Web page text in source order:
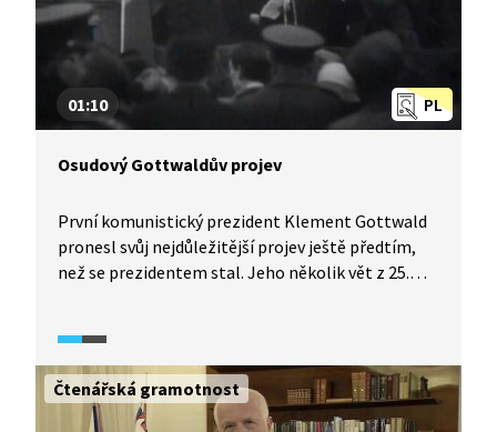
PL
01:10
Osudový Gottwaldův projev
První komunistický prezident Klement Gottwald
pronesl svůj nejdůležitější projev ještě předtím,
než se prezidentem stal. Jeho několik vět z 25.
Čtenářská gramotnost